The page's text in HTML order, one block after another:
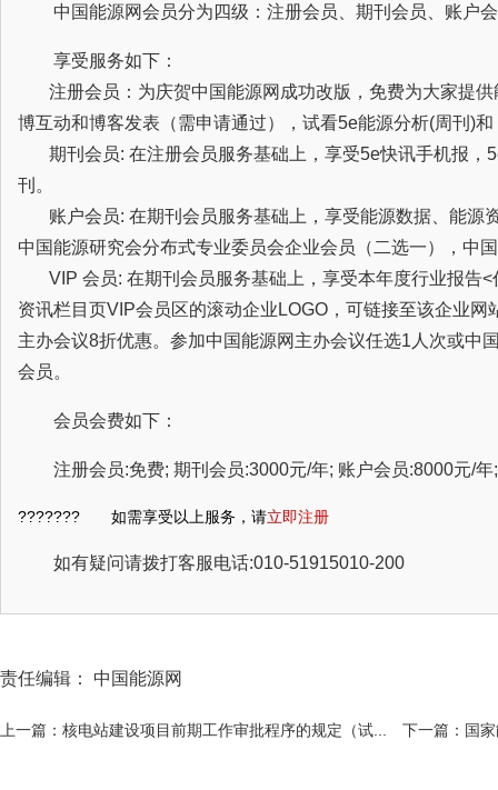
中国能源网会员分为四级：注册会员、期刊会员、账户
享受服务如下：
注册会员：为庆贺中国能源网成功改版，免费为大家提供
博互动和博客发表（需申请通过），试看5e能源分析(周刊)
期刊会员: 在注册会员服务基础上，享受5e快讯手机报，
刊。
账户会员: 在期刊会员服务基础上，享受能源数据、能源
中国能源研究会分布式专业委员会企业会员（二选一），中
VIP 会员: 在期刊会员服务基础上，享受本年度行业报告<
资讯栏目页VIP会员区的滚动企业LOGO，可链接至该企业
主办会议8折优惠。参加中国能源网主办会议任选1人次或中
会员。
会员会费如下：
注册会员:免费; 期刊会员:3000元/年; 账户会员:8000元/
??????? 如需享受以上服务，请立即注册
如有疑问请拨打客服电话:010-51915010-200
责任编辑： 中国能源网
上一篇：核电站建设项目前期工作审批程序的规定（试... 下一篇：国